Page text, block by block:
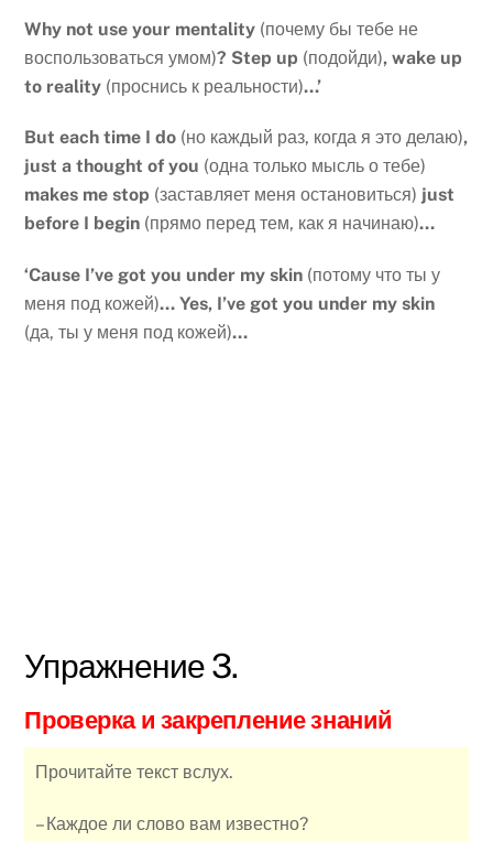
Why not use your mentality (почему бы тебе не
воспользоваться умом)? Step up (подойди), wake up
to reality (проснись к реальности)…’
But each time I do (но каждый раз, когда я это делаю),
just a thought of you (одна только мысль о тебе)
makes me stop (заставляет меня остановиться) just
before I begin (прямо перед тем, как я начинаю)…
‘Cause I’ve got you under my skin (потому что ты у
меня под кожей)…Yes, I’ve got you under my skin
(да, ты у меня под кожей)…
Упражнение 3.
Проверка и закрепление знаний
Прочитайте текст вслух.
– Каждое ли слово вам известно?